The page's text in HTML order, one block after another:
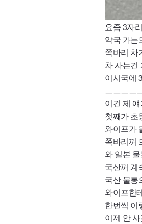
요즘 3자
약국 가는
쪽바리 차
차 사는건
이시국에
ㅡㅡㅡㅡ
이건 제
첫째가 초
와이프가
쪽바리꺼
와 일본
국산꺼 계
국산 물통
와이프한
한번씩 이
이제 안